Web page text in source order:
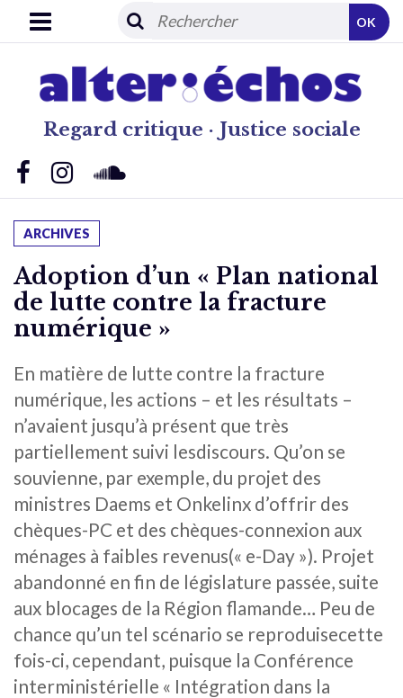
Regard critique · Justice sociale
OK
ARCHIVES
Adoption d’un « Plan national
de lutte contre la fracture
numérique »
En matière de lutte contre la fracture
numérique, les actions – et les résultats –
n’avaient jusqu’à présent que très
partiellement suivi lesdiscours. Qu’on se
souvienne, par exemple, du projet des
ministres Daems et Onkelinx d’offrir des
chèques-PC et des chèques-connexion aux
ménages à faibles revenus(« e-Day »). Projet
abandonné en fin de législature passée, suite
aux blocages de la Région flamande… Peu de
chance qu’un tel scénario se reproduisecette
fois-ci, cependant, puisque la Conférence
interministérielle « Intégration dans la